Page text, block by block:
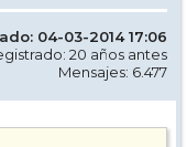
04-03-2014 17:06
20 años antes
Mensajes: 6.477